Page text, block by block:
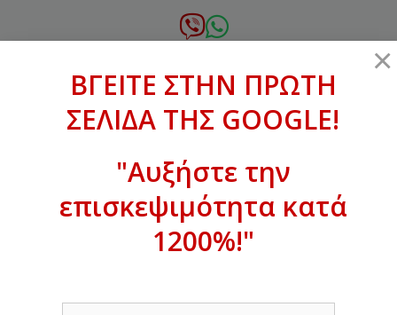
σε
xanthogenous@gmail.com
ΒΓΕΙΤΕ ΣΤΗΝ ΠΡΩΤΗ ΣΕΛΙΔΑ ΤΗΣ
GOOGLE!
×
ΒΓΕΙΤΕ ΣΤΗΝ ΠΡΩΤΗ
ΣΕΛΙΔΑ ΤΗΣ GOOGLE!
"Αυξήστε την
επισκεψιμότητα κατά
1200%!"